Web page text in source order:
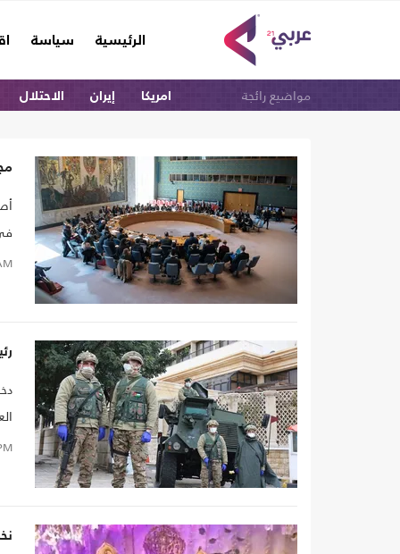
الرئيسية
(current) سياسة
مواضيع رائجة امريكا إيران الاحتلال
في